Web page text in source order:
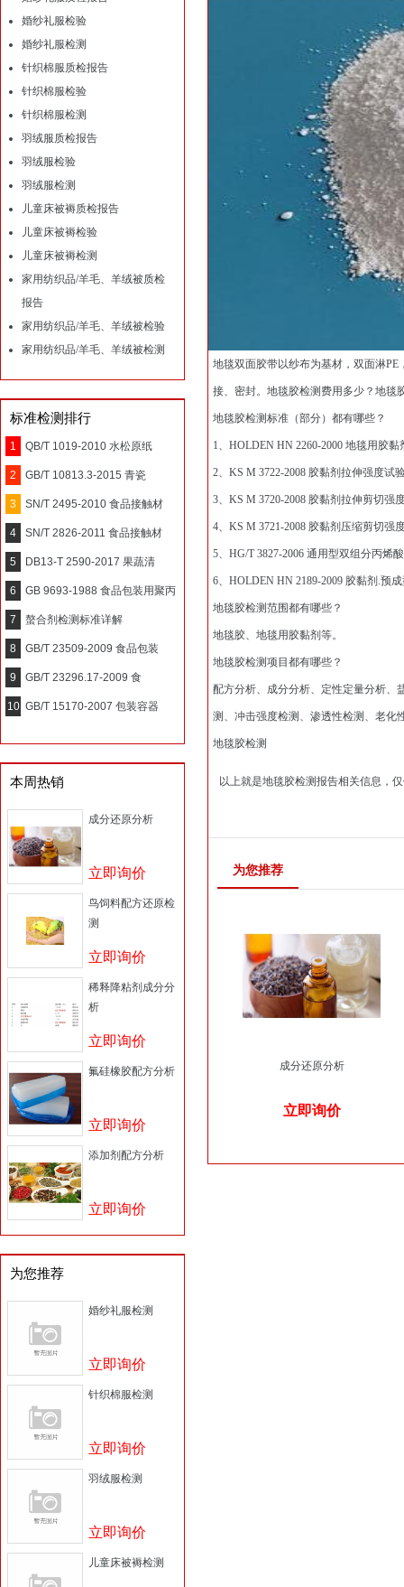
婚纱礼服检验
婚纱礼服检测
针织棉服质检报告
针织棉服检验
针织棉服检测
羽绒服质检报告
羽绒服检验
羽绒服检测
儿童床被褥质检报告
儿童床被褥检验
儿童床被褥检测
家用纺织品/羊毛、羊绒被质检
报告
家用纺织品/羊毛、羊绒被检验
家用纺织品/羊毛、羊绒被检测
标准检测排行
1 QB/T 1019-2010 水松原纸
2 GB/T 10813.3-2015 青瓷
3 SN/T 2495-2010 食品接触材
4 SN/T 2826-2011 食品接触材
5 DB13-T 2590-2017 果蔬清
6 GB 9693-1988 食品包装用聚丙
7 螯合剂检测标准详解
8 GB/T 23509-2009 食品包装
9 GB/T 23296.17-2009 食
10 GB/T 15170-2007 包装容器
本周热销
成分还原分析
立即询价
鸟饲料配方还原检
测
立即询价
稀释降粘剂成分分
析
立即询价
氟硅橡胶配方分析
立即询价
添加剂配方分析
立即询价
为您推荐
婚纱礼服检测
立即询价
针织棉服检测
立即询价
羽绒服检测
立即询价
儿童床被褥检测
地毯双面胶带以纱布为基材，双面淋
接、密封。地毯胶检测费用多少？地毯
地毯胶检测标准（部分）都有哪些？
1、HOLDEN HN 2260-2000 地毯用胶黏
2、KS M 3722-2008 胶黏剂拉伸强度试
3、KS M 3720-2008 胶黏剂拉伸剪切强
4、KS M 3721-2008 胶黏剂压缩剪切强
5、HG/T 3827-2006 通用型双组分丙烯
6、HOLDEN HN 2189-2009 胶黏剂.预
地毯胶检测范围都有哪些？
地毯胶、地毯用胶黏剂等。
地毯胶检测项目都有哪些？
配方分析、成分分析、定性定量分析、
测、冲击强度检测、渗透性检测、老化
地毯胶检测
以上就是地毯胶检测报告相关信息，
为您推荐
成分还原分析
立即询价